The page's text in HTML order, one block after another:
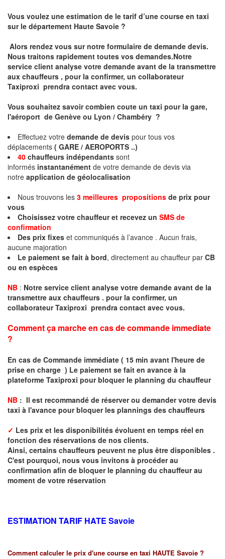
Vous voulez une estimation de le tarif d’une course en taxi
sur le département Haute Savoie ?
Alors rendez vous sur notre formulaire de demande devis.
Nous traitons rapidement toutes vos demandes.Notre
service client analyse votre demande avant de la transmettre
aux chauffeurs , pour la confirmer, un collaborateur
Taxiproxi prendra contact avec vous.
Vous souhaitez savoir combien coute un taxi pour la gare,
l'aéroport de Genève ou Lyon / Chambéry ?
Effectuez votre demande de devis pour tous vos
déplacements ( GARE / AEROPORTS ..)
40 chauffeurs indépendants sont
informés instantanément de votre demande de devis via
notre application de géolocalisation
Nous trouvons les 3 meilleures propositions de prix pour
vous
Choisissez votre chauffeur et recevez un SMS de
confirmation
Des prix fixes et communiqués à l’avance . Aucun frais,
aucune majoration
Le paiement se fait à bord, directement au chauffeur par CB
ou en espèces
NB : Notre service client analyse votre demande avant de la
transmettre aux chauffeurs . pour la confirmer, un
collaborateur Taxiproxi prendra contact avec vous.
Comment ça marche en cas de commande immediate
?
En cas de Commande immédiate ( 15 min avant l'heure de
prise en charge ) Le paiement se fait en avance à la
plateforme Taxiproxi pour bloquer le planning du chauffeur
NB : Il est recommandé de réserverou demandervotre devis
taxi à l'avance pour bloquer les plannings des chauffeurs
✓ Les prix et les disponibilités évoluent en temps réel en
fonction des réservations de nos clients.
Ainsi, certains chauffeurs peuvent ne plus être disponibles .
C'est pourquoi, nous vous invitons à procéder au
confirmation afin de bloquer le planning du chauffeur au
moment de votre réservation
ESTIMATION TARIF HATE Savoie
Comment calculer le prix d'une course en taxi HAUTE Savoie ?